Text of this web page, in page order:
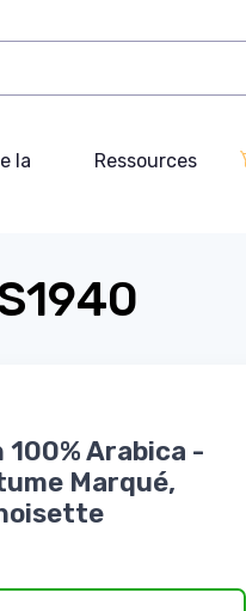
la
Ressources
100% Arabica -
Marqué,